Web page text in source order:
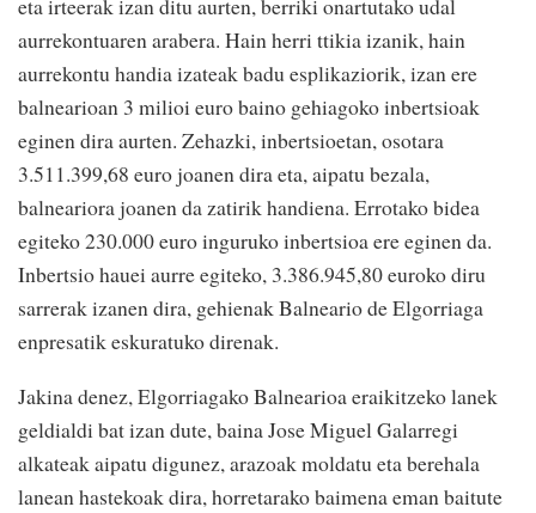
eta irteerak izan ditu aurten, berriki onartutako udal
aurrekontuaren arabera. Hain herri ttikia izanik, hain
aurrekontu handia izateak badu esplikaziorik, izan ere
balnearioan 3 milioi euro baino gehiagoko inbertsioak
eginen dira aurten. Zehazki, inbertsioetan, osotara
3.511.399,68 euro joanen dira eta, aipatu bezala,
balneariora joanen da zatirik handiena. Errotako bidea
egiteko 230.000 euro inguruko inbertsioa ere eginen da.
Inbertsio hauei aurre egiteko, 3.386.945,80 euroko diru
sarrerak izanen dira, gehienak Balneario de Elgorriaga
enpresatik eskuratuko direnak.
Jakina denez, Elgorriagako Balnearioa eraikitzeko lanek
geldialdi bat izan dute, baina Jose Miguel Galarregi
alkateak aipatu digunez, arazoak moldatu eta berehala
lanean hastekoak dira, horretarako baimena eman baitute